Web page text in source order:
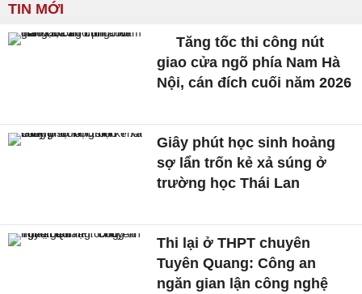
TIN MỚI
Tăng tốc thi công nút
giao cửa ngõ phía Nam Hà
Nội, cán đích cuối năm 2026
Giây phút học sinh hoảng
sợ lẩn trốn kẻ xả súng ở
trường học Thái Lan
Thi lại ở THPT chuyên
Tuyên Quang: Công an
ngăn gian lận công nghệ